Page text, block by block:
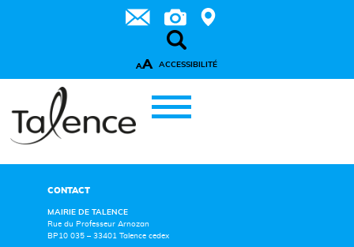
AA ACCESSIBILITÉ
CONTACT
MAIRIE DE TALENCE
Rue du Professeur Arnozan
BP10 035 – 33401 Talence cedex